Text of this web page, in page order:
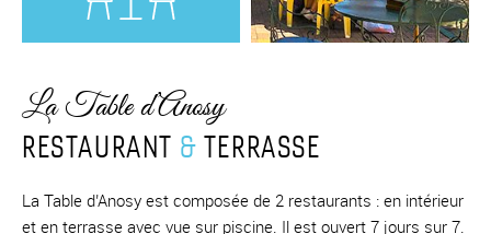
La Table d’Anosy
RESTAURANT & TERRASSE
La Table d’Anosy est composée de 2 restaurants : en intérieur
et en terrasse avec vue sur piscine. Il est ouvert 7 jours sur 7.